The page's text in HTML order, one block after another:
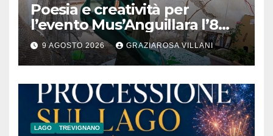
Poesia e creatività per
l’evento Mus’Anguillara l’8
agosto 2026 al Museo
Contadino
9 AGOSTO 2026 GRAZIAROSA VILLANI
LAGO TREVIGNANO